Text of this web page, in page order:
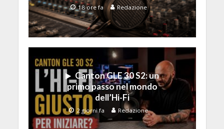
18 ore fa Redazione
Canton GLE 30 S2: un
primo passo nel mondo
dell’Hi-Fi
2 giorni fa Redazione